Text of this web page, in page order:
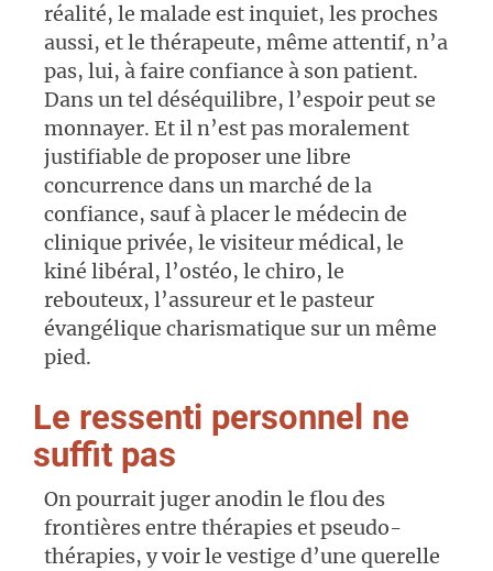
réalité, le malade est inquiet, les proches
aussi, et le thérapeute, même attentif, n’a
pas, lui, à faire confiance à son patient.
Dans un tel déséquilibre, l’espoir peut se
monnayer. Et il n’est pas moralement
justifiable de proposer une libre
concurrence dans un marché de la
confiance, sauf à placer le médecin de
clinique privée, le visiteur médical, le
kiné libéral, l’ostéo, le chiro, le
rebouteux, l’assureur et le pasteur
évangélique charismatique sur un même
pied.
Le ressenti personnel ne
suffit pas
On pourrait juger anodin le flou des
frontières entre thérapies et pseudo-
thérapies, y voir le vestige d’une querelle